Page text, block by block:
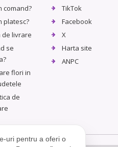
comand?
platesc?
de livrare
se
flori in
de
TikTok
Facebook
X
Harta site
ANPC
uri pentru a oferi o